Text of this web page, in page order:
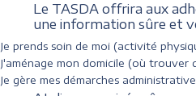
Le TASDA offrira aux
une information sûre et
Je prends soin de moi (activité
J'aménage mon domicile (où trouver
Je gère mes démarches